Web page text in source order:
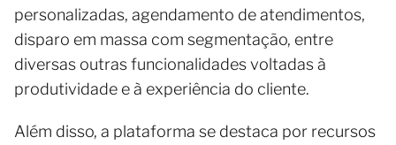
personalizadas, agendamento de atendimentos,
disparo em massa com segmentação, entre
diversas outras funcionalidades voltadas à
produtividade e à experiência do cliente.
Além disso, a plataforma se destaca por recursos